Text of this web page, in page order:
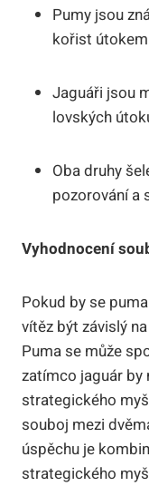
Pumy jsou
kořist
Jaguáři jsou
lovských
Oba druhy
pozorování a
Vyhodnocení
Pokud by se
vítěz být závislý
Puma se může
zatímco jaguár by
strategického
souboj mezi
úspěchu je
strategického